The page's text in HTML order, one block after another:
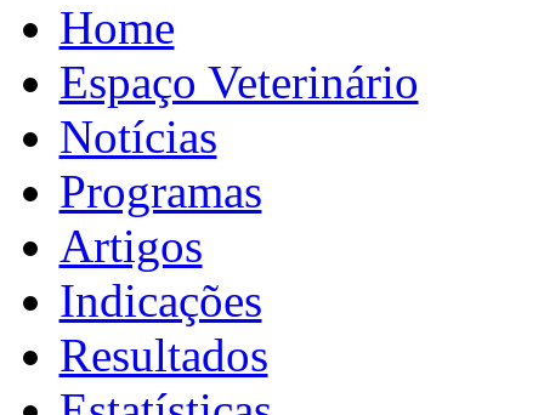
Home
Espaço Veterinário
Notícias
Programas
Artigos
Indicações
Resultados